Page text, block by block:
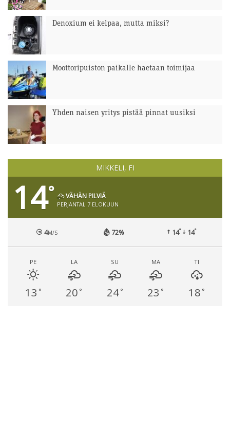
Denoxium ei kelpaa, mutta miksi?
Moottoripuiston paikalle haetaan toimijaa
Yhden naisen yritys pistää pinnat uusiksi
MIKKELI, FI
14° VÄHÄN PILVIÄ
PERJANTAI, 7 ELOKUUN
4M/S 72% 14° 14°
PE
13 °
LA
20 °
SU
24°
MA
23 °
TI
18 °